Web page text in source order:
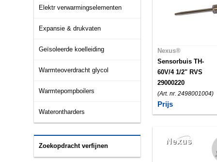
Elektr verwarmingselementen
Expansie & drukvaten
Geïsoleerde koelleiding
Warmteoverdracht glycol
Warmtepompboilers
Waterontharders
Zoekopdracht verfijnen
Nexus®
Sensorbuis TH-
60V/4 1/2" RVS
29000220
(Art. nr. 2498001004)
Prijs